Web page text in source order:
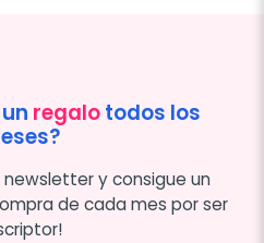
regalotodos los
y consigue un
de cada mes por ser